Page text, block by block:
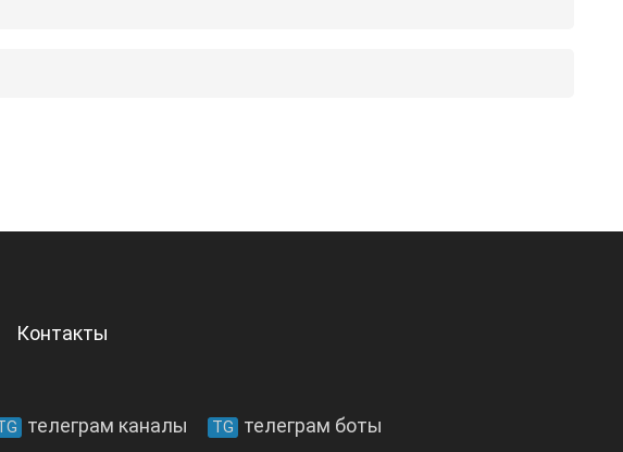
Контакты
телеграм каналы TG телеграм боты